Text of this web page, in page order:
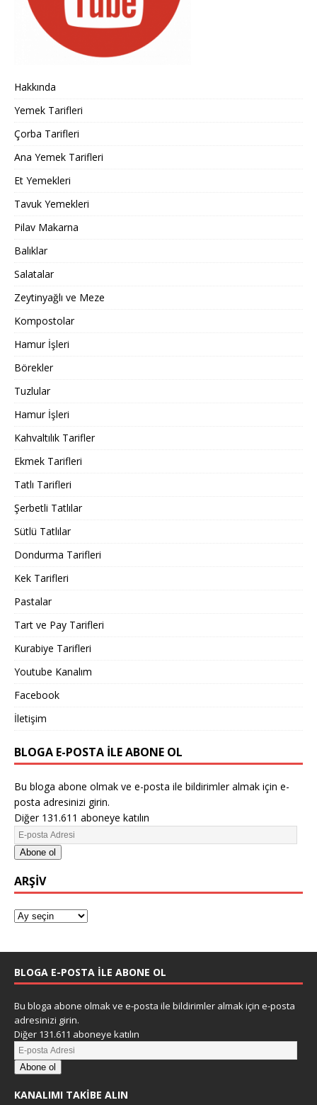
Hakkında
Yemek Tarifleri
Çorba Tarifleri
Ana Yemek Tarifleri
Et Yemekleri
Tavuk Yemekleri
Pilav Makarna
Balıklar
Salatalar
Zeytinyağlı ve Meze
Kompostolar
Hamur İşleri
Börekler
Tuzlular
Hamur İşleri
Kahvaltılık Tarifler
Ekmek Tarifleri
Tatlı Tarifleri
Şerbetli Tatlılar
Sütlü Tatlılar
Dondurma Tarifleri
Kek Tarifleri
Pastalar
Tart ve Pay Tarifleri
Kurabiye Tarifleri
Youtube Kanalım
Facebook
İletişim
BLOGA E-POSTA ILE ABONE OL
Bu bloga abone olmak ve e-posta ile bildirimler almak için e-
posta adresinizi girin.
Diğer 131.611 aboneye katılın
Abone ol
ARŞIV
BLOGA E-POSTA ILE ABONE OL
Bu bloga abone olmak ve e-posta ile bildirimler almak için e-posta
adresinizi girin.
Diğer 131.611 aboneye katılın
Abone ol
KANALIMI TAKIBE ALIN